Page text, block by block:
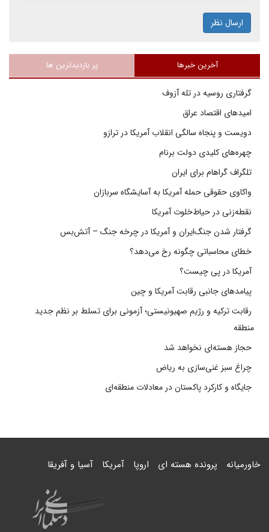
ارسال نظر
آخرین خبرها پر بازدیدترین ها
گرفتاری روسیه در تله آزوف
امیدهای اقتصاد عراق
دویست و پنجاه سالگی انقلاب آمریکا در ترازو
چهره‌های کلیدی دولت برنام
تلگراف گراهام برای ایران
واکاوی حقوقی حمله آمریکا به آسایشگاه سربازان
نقطه‌زنی در حیاط‌خلوت آمریکا
گرفتار شدن جنگ‌ایران و آمریکا در چرخه جنگ – آتش‌بس
خطای محاسباتی چگونه رخ می‌دهد؟
آمریکا در پی چیست؟
پیامدهای جانبی رقابت آمریکا و چین
رقابت ترکیه و رژیم صهیونیستی؛ آزمونی برای تسلط بر نظم جدید
منطقه
حجاز هسته‌ای نخواهد شد
چراغ سبز غنی‌سازی به ریاض
جایگاه و کارکرد پاکستان در معادلات منطقه‌ای
خاورمیانه پرونده هسته ای اروپا آمریکا آسیا و آفریقا